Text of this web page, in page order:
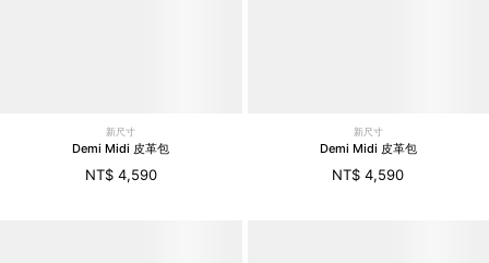
新尺寸
Demi Midi 皮革包
NT$ 4,590
新尺寸
Demi Midi 皮革包
NT$ 4,590